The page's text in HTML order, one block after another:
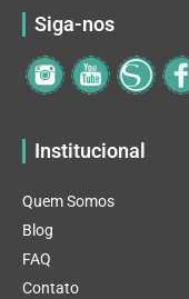
Siga-nos
Institucional
Quem Somos
Blog
FAQ
Contato